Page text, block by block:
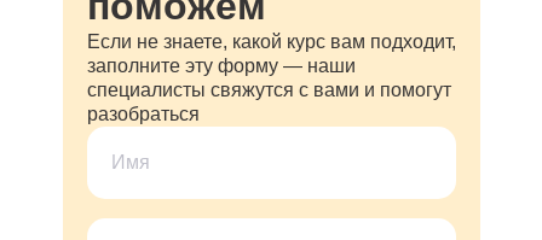
Если не знаете, какой курс вам подходит,
заполните эту форму — наши
специалисты свяжутся с вами и помогут
разобраться